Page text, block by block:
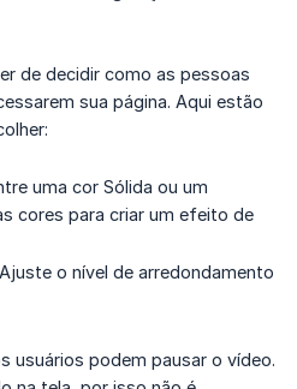
de decidir como as pessoas
sua página. Aqui estão
uma cor Sólida ou um
cores para criar um efeito de
o nível de arredondamento
usuários podem pausar o vídeo.